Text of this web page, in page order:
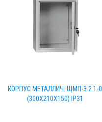
КОРПУС МЕТАЛЛИЧ. ЩМП-3.2.1-0
(300Х210Х150) IP31